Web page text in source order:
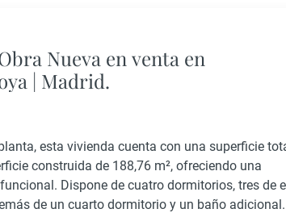
Nueva en venta en
| Madrid.
esta vivienda cuenta con una superficie
construida de 188,76 m², ofreciendo una
Dispone de cuatro dormitorios, tres de
de un cuarto dormitorio y un baño